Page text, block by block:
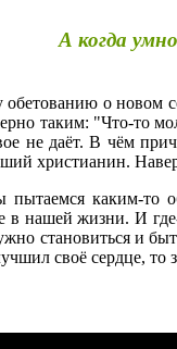
А когда
о новом
таким: "Что-то
не даёт. В чём
христианин.
пытаемся каким-то
в нашей жизни. И
становиться и
своё сердце, то